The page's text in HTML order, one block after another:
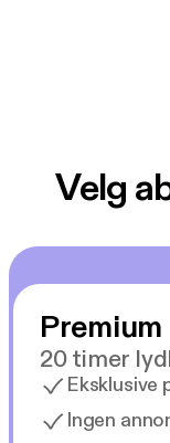
Velg
Premium
20 timer
Eksklusive
Ingen